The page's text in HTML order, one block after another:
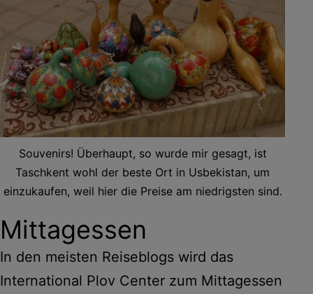
Souvenirs! Überhaupt, so wurde mir gesagt, ist
Taschkent wohl der beste Ort in Usbekistan, um
einzukaufen, weil hier die Preise am niedrigsten sind.
Mittagessen
In den meisten Reiseblogs wird das
International Plov Center zum Mittagessen